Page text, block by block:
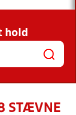
NYHEDER
OG
hold
STÆVNE